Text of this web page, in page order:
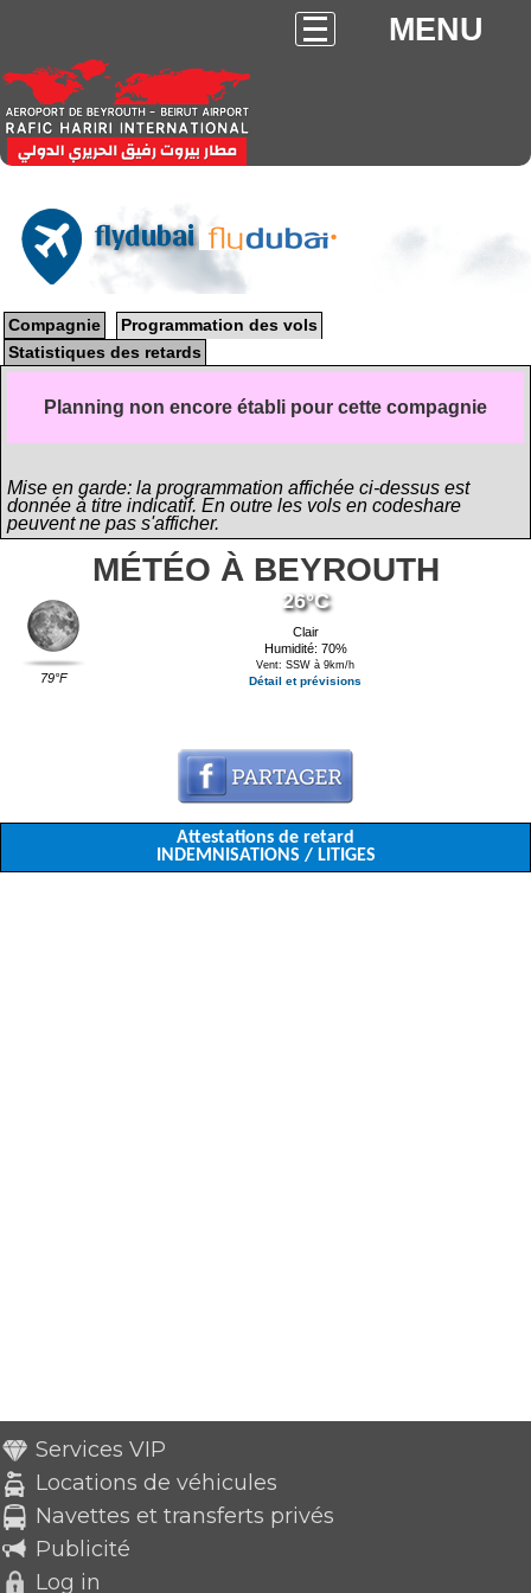
MENU
flydubai
Compagnie
Programmation des vols
Statistiques des retards
Planning non encore établi pour cette compagnie
Mise en garde: la programmation affichée ci-dessus est
donnée à titre indicatif. En outre les vols en codeshare
peuvent ne pas s'afficher.
MÉTÉO À BEYROUTH
79°F
26°C
Clair
Humidité: 70%
Vent: SSW à 9km/h
Détail et prévisions
Attestations de retard
INDEMNISATIONS / LITIGES
Services VIP
Locations de véhicules
Navettes et transferts privés
Publicité
Log in